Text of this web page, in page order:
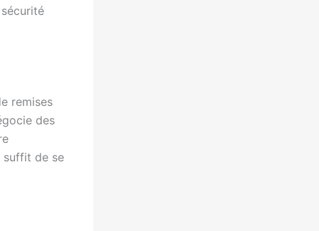
remises
des
suffit de se